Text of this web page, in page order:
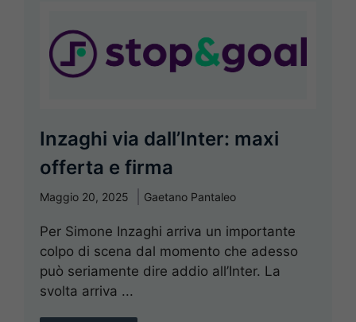
Inzaghi via dall’Inter: maxi
offerta e firma
Maggio 20, 2025 Gaetano Pantaleo
Per Simone Inzaghi arriva un importante
colpo di scena dal momento che adesso
può seriamente dire addio all’Inter. La
svolta arriva ...